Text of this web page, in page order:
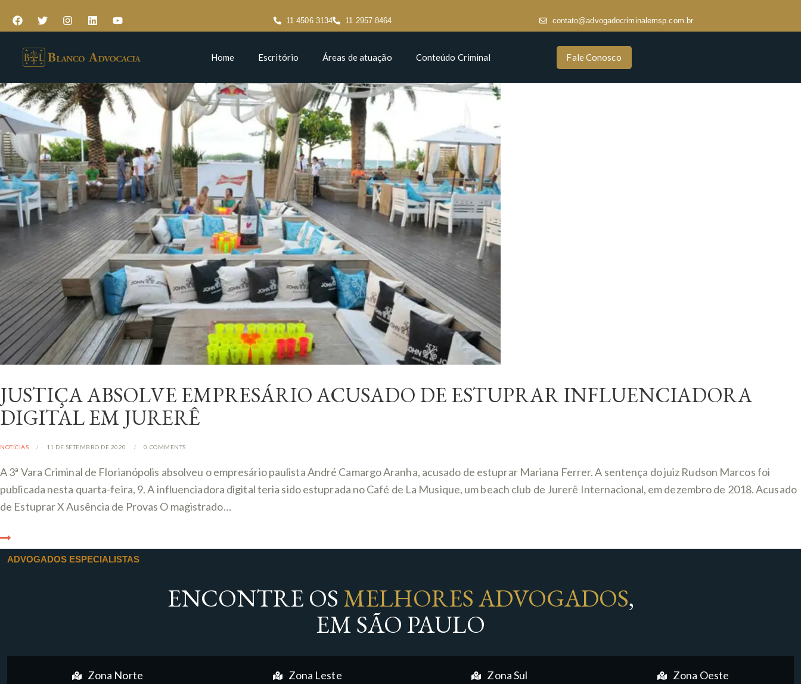
11 4506 3134 11 2957 8464 contato@advogadocriminalemsp.com.br
Home Escritório Áreas de atuação Conteúdo Criminal Fale Conosco
JUSTIÇA ABSOLVE EMPRESÁRIO ACUSADO DE ESTUPRAR INFLUENCIADORA
DIGITAL EM JURERÊ
NOTÍCIAS 11 DE SETEMBRO DE 2020 0 COMMENTS
A 3ª Vara Criminal de Florianópolis absolveu o empresário paulista André Camargo Aranha, acusado de estuprar Mariana Ferrer. A sentença do juiz Rudson Marcos foi
publicada nesta quarta-feira, 9. A influenciadora digital teria sido estuprada no Café de La Musique, um beach club de Jurerê Internacional, em dezembro de 2018. Acusado
de Estuprar X Ausência de Provas O magistrado…
ADVOGADOS ESPECIALISTAS
ENCONTRE OS MELHORES ADVOGADOS,
EM SÃO PAULO
Zona Norte Zona Leste Zona Sul Zona Oeste